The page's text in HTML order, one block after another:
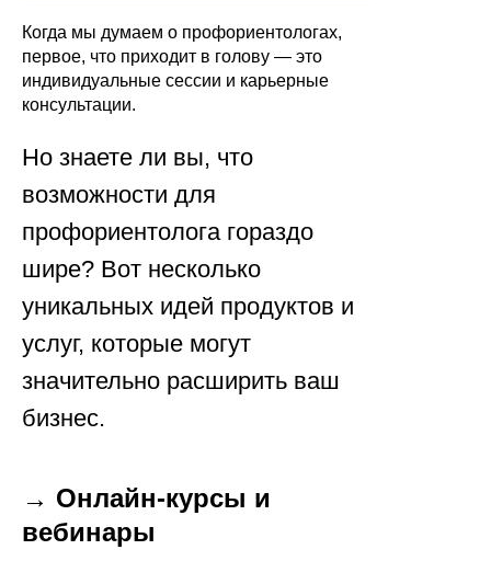
Когда мы думаем о профориентологах,
первое, что приходит в голову — это
индивидуальные сессии и карьерные
консультации.
Но знаете ли вы, что
возможности для
профориентолога гораздо
шире? Вот несколько
уникальных идей продуктов и
услуг, которые могут
значительно расширить ваш
бизнес.
→ Онлайн-курсы и
вебинары